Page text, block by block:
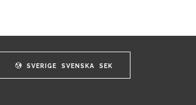
SVERIGE SVENSKA SEK